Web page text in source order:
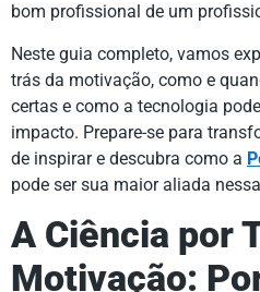
bom profissional de um
Neste guia completo, vamos
trás da motivação, como e
certas e como a tecnologia
impacto. Prepare-se para
de inspirar e descubra como a
pode ser sua maior aliada
A Ciência por
Motivação: